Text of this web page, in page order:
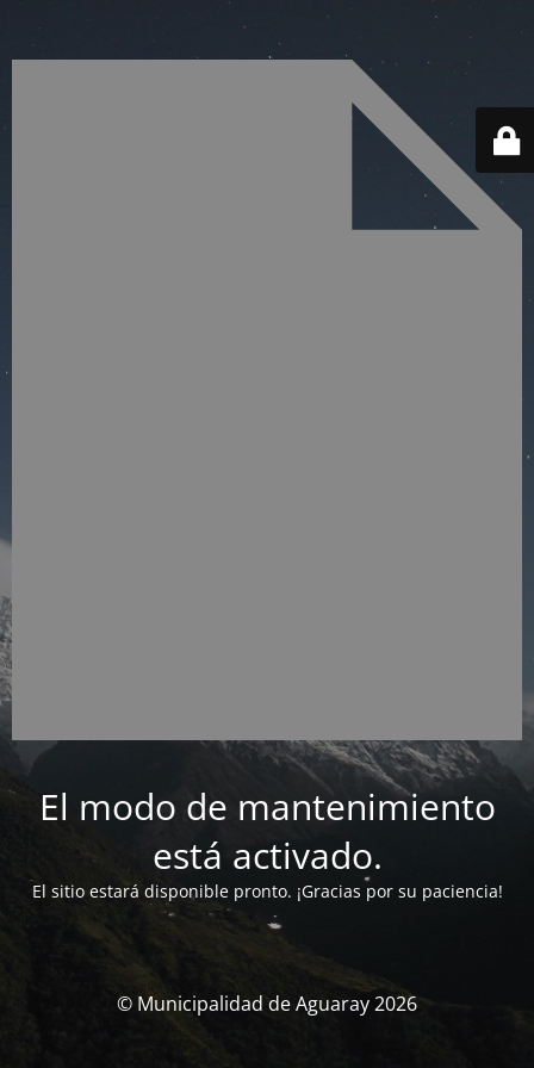
El modo de mantenimiento
está activado.
El sitio estará disponible pronto. ¡Gracias por su paciencia!
© Municipalidad de Aguaray 2026